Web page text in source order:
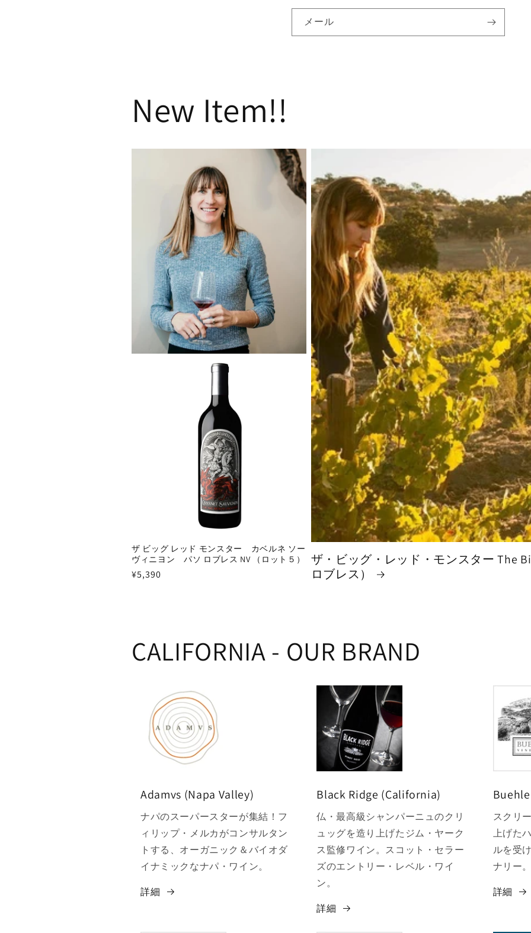
メール
New Item!!
ザ ビッグ レッド モンスター カベルネ ソー
ヴィニヨン パソ ロブレス NV （ロット５）
通
¥5,390
ザ・ビッグ・レッド・モンスター The
ロブレス）
CALIFORNIA - OUR BRAND
Adamvs (Napa Valley)
ナパのスーパースターが集結！フ
ィリップ・メルカがコンサルタン
トする、オーガニック＆バイオダ
イナミックなナパ・ワイン。
詳細
Black Ridge (California)
仏・最高級シャンパーニュのクリ
ュッグを造り上げたジム・ヤーク
ス監修ワイン。スコット・セラー
ズのエントリー・レベル・ワイ
ン。
詳細
スクリ
上げた
ルを受
ナリー
詳細